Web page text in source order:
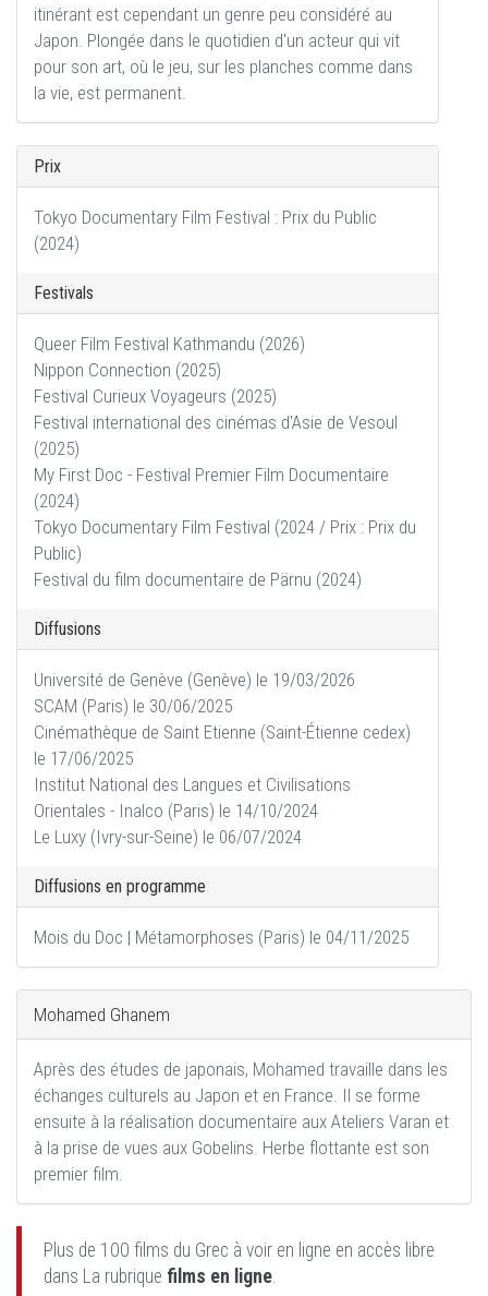
itinérant est cependant un genre peu considéré au
Japon. Plongée dans le quotidien d'un acteur qui vit
pour son art, où le jeu, sur les planches comme dans
la vie, est permanent.
Prix
Tokyo Documentary Film Festival : Prix du Public
(2024)
Festivals
Queer Film Festival Kathmandu (2026)
Nippon Connection (2025)
Festival Curieux Voyageurs (2025)
Festival international des cinémas d'Asie de Vesoul
(2025)
My First Doc - Festival Premier Film Documentaire
(2024)
Tokyo Documentary Film Festival (2024 / Prix : Prix du
Public)
Festival du film documentaire de Pärnu (2024)
Diffusions
Université de Genève (Genève) le 19/03/2026
SCAM (Paris) le 30/06/2025
Cinémathèque de Saint Etienne (Saint-Étienne cedex)
le 17/06/2025
Institut National des Langues et Civilisations
Orientales - Inalco (Paris) le 14/10/2024
Le Luxy (Ivry-sur-Seine) le 06/07/2024
Diffusions en programme
Mois du Doc | Métamorphoses (Paris) le 04/11/2025
Mohamed Ghanem
Après des études de japonais, Mohamed travaille dans les
échanges culturels au Japon et en France. Il se forme
ensuite à la réalisation documentaire aux Ateliers Varan et
à la prise de vues aux Gobelins. Herbe flottante est son
premier film.
Plus de 100 films du Grec à voir en ligne en accès libre
dans La rubrique films en ligne.